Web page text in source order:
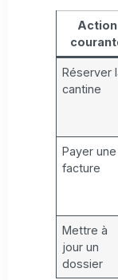
Action
Réserver
cantine
Payer une
facture
Mettre à
jour un
dossier